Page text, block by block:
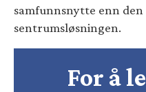
samfunnsnytte enn
sentrumsløsningen.
For å